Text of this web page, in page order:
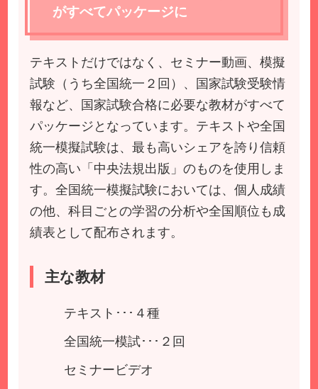
がすべてパッケージに
テキストだけではなく、セミナー動画、模擬
試験（うち全国統一２回）、国家試験受験情
報など、国家試験合格に必要な教材がすべて
パッケージとなっています。テキストや全国
統一模擬試験は、最も高いシェアを誇り信頼
性の高い「中央法規出版」のものを使用しま
す。全国統一模擬試験においては、個人成績
の他、科目ごとの学習の分析や全国順位も成
績表として配布されます。
主な教材
テキスト･･･４種
全国統一模試･･･２回
セミナービデオ